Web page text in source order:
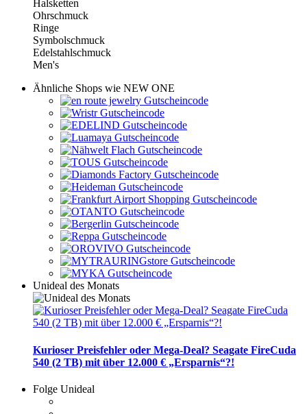
Halsketten
Ohrschmuck
Ringe
Symbolschmuck
Edelstahlschmuck
Men's
Ähnliche Shops wie NEW ONE
Unideal des Monats
Kurioser Preisfehler oder Mega-Deal? Seagate FireCuda
540 (2 TB) mit über 12.000 € „Ersparnis“?!
Folge Unideal